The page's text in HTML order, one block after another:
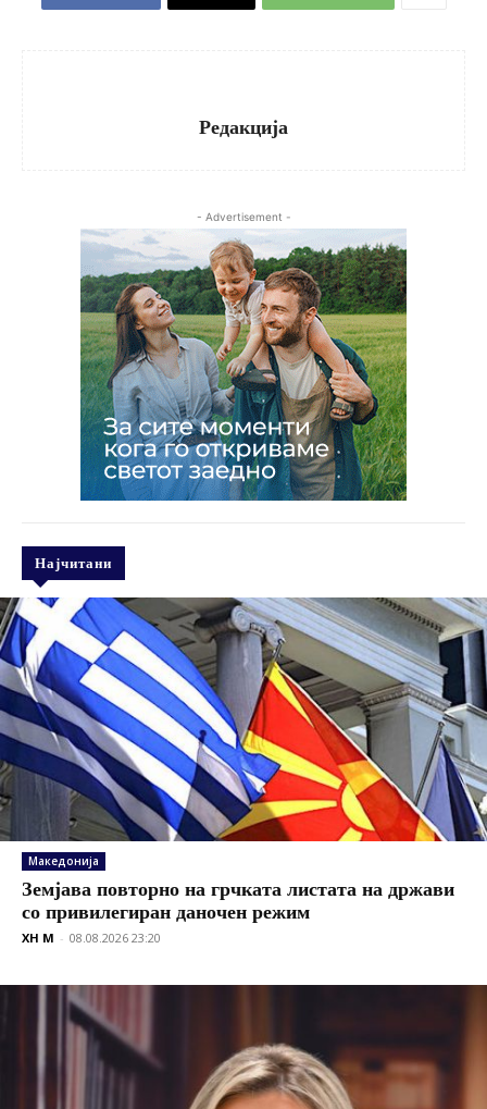
Редакција
- Advertisement -
Најчитани
Македонија
Земјава повторно на грчката листата на држави
со привилегиран даночен режим
XH M - 08.08.2026 23:20